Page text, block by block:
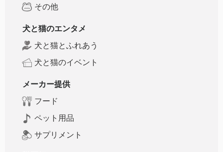
その他
犬と猫のエンタメ
犬と猫とふれあう
犬と猫のイベント
メーカー提供
フード
ペット用品
サプリメント